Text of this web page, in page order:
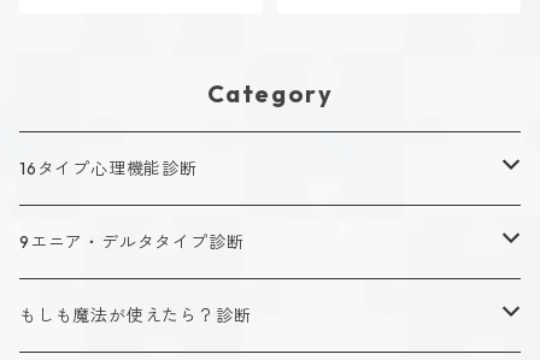
Category
16タイプ心理機能診断
キャラクタータイプ
ISTJ（新田 理央）
定番アイテム
9エニア・デルタタイプ診断
キャラクタータイプ
もしも魔法が使えたら？診断